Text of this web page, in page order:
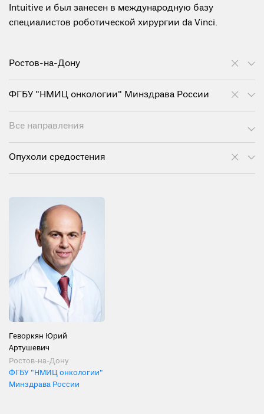
Intuitive и был занесен в международную базу
специалистов роботической хирургии da Vinci.
Ростов-на-Дону
ФГБУ "НМИЦ онкологии" Минздрава России
Все направления
Опухоли средостения
Геворкян Юрий
Артушевич
Ростов-на-Дону
ФГБУ "НМИЦ онкологии"
Минздрава России